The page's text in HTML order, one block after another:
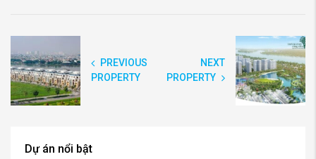
PREVIOUS
PROPERTY
NEXT
PROPERTY
Dự án nổi bật